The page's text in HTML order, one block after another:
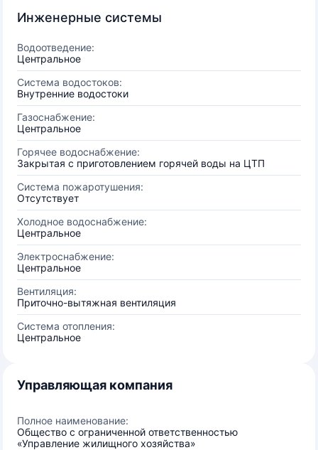
Инженерные системы
Водоотведение:
Центральное
Система водостоков:
Внутренние водостоки
Газоснабжение:
Центральное
Горячее водоснабжение:
Закрытая с приготовлением горячей воды на ЦТП
Система пожаротушения:
Отсутствует
Холодное водоснабжение:
Центральное
Электроснабжение:
Центральное
Вентиляция:
Приточно-вытяжная вентиляция
Система отопления:
Центральное
Управляющая компания
Полное наименование:
Общество с ограниченной ответственностью
«Управление жилищного хозяйства»